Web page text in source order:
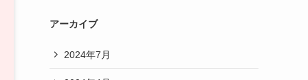
アーカイブ
2024年7月